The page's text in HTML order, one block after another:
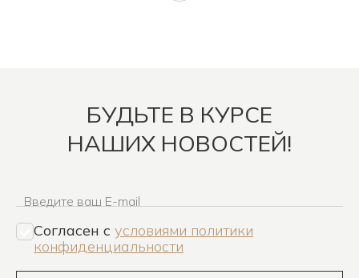
БУДЬТЕ В КУРСЕ
НАШИХ НОВОСТЕЙ!
Введите ваш E-mail
Согласен c условиями политики
конфиденциальности